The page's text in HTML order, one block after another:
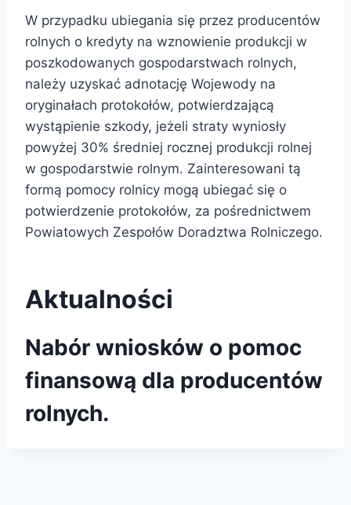
W przypadku ubiegania się przez producentów
rolnych o kredyty na wznowienie produkcji w
poszkodowanych gospodarstwach rolnych,
należy uzyskać adnotację Wojewody na
oryginałach protokołów, potwierdzającą
wystąpienie szkody, jeżeli straty wyniosły
powyżej 30% średniej rocznej produkcji rolnej
w gospodarstwie rolnym. Zainteresowani tą
formą pomocy rolnicy mogą ubiegać się o
potwierdzenie protokołów, za pośrednictwem
Powiatowych Zespołów Doradztwa Rolniczego.
Aktualności
Nabór wniosków o pomoc
finansową dla producentów
rolnych.